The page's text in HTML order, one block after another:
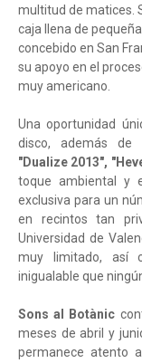
multitud de matices.
caja llena de
concebido en San
su apoyo en el
muy americano.
Una oportunidad
disco, además de
"Dualize 2013",
toque ambiental y
exclusiva para un
en recintos tan
Universidad de
muy limitado, así
inigualable que
Sons al Botànic
meses de abril y
permanece atento